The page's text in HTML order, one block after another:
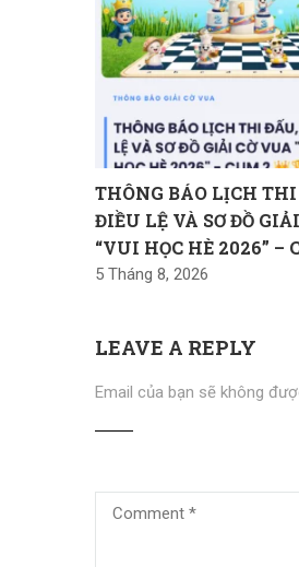
THÔNG BÁO LỊCH
ĐIỀU LỆ VÀ SƠ ĐỒ
“VUI HỌC HÈ 2026” –
5 Tháng 8, 2026
LEAVE A REPLY
Email của bạn sẽ không